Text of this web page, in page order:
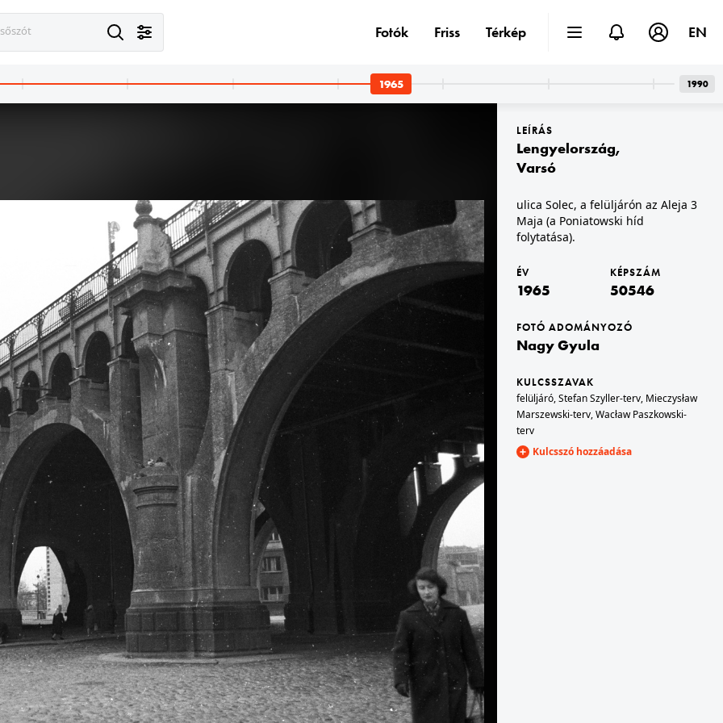
1965 · Varsó
látkép a Kultúra és Tudomány Palotájából kelet felé, az előtérben az ulica Marszalkowska, középen ulica Henryka Sienkiewicza torkolata.
1965 · Varsó
a Kultúra és Tudomány Palotája déli előtere.
és Tudomány Palotájából délnyugat felé, balra az aleje Jerozolimskie.
1965 · Varsó
látkép a Kultúra és a Tudomány Palotájából észak felé, középen az ulica Marszalkowska - ulica Królewska kereszteződés.
1965 · Varsó
látkép a Kultúra és Tudomány Palotájából északnyugat felé, az előtérben balra az ulica Emilii Plater - ulica Swietokrzyska kereszteződés.
Varsó
Tudomány Palotájából északkelet felé, az előtérben az ulica Marszalkowska - ulica Swietokrzyska kereszteződés.
1965 · Varsó
a Kultúra és Tudomány Palotája.
1965 · Varsó
1965 · Varsó
ulica Marszalkowska, szemben az épülő PKO Bank Rotunda.
LEÍRÁS
Lengyelország,
Varsó
ulica Solec, a felüljárón az Aleja 3
Maja (a Poniatowski híd
folytatása).
ÉV
1965
KÉPSZÁM
50546
FOTÓ ADOMÁNYOZÓ
Nagy Gyula
KULCSSZAVAK
felüljáró,Stefan Szyller-terv, Mieczysław
Marszewski-terv,Wacław Paszkowski-
terv
Kulcsszó hozzáadása
Fotók Friss Térkép EN
1990
1965